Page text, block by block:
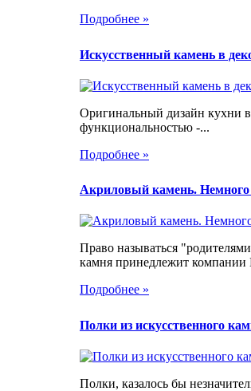
Подробнее »
Искусственный камень в
Оригинальный дизайн кухни
функциональностью -...
Подробнее »
Акриловый камень. Немного
Право называться
камня принедлежит компании
Подробнее »
Полки из искусственного
Полки, казалось бы